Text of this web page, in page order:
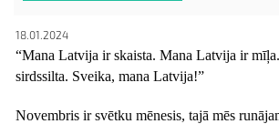
18.01.2024
“Mana Latvija ir skaista. Mana Latvija ir
sirdssilta. Sveika, mana Latvija!”
Novembris ir svētku mēnesis, tajā mēs